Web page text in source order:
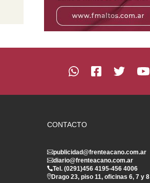
CONTACTO
publicidad@frenteacano.com.ar
diario@frenteacano.com.ar
Tel. (0291)456 4195-456 4006
Drago 23, piso 11, oficinas 6, 7 y 8